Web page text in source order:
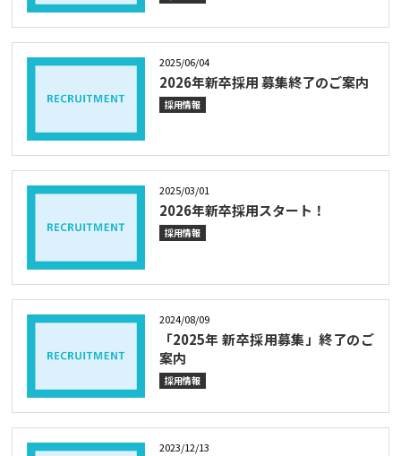
2025/06/04
2026年新卒採用 募集終了のご案内
採用情報
2025/03/01
2026年新卒採用スタート！
採用情報
2024/08/09
「2025年 新卒採用募集」終了のご
案内
採用情報
2023/12/13